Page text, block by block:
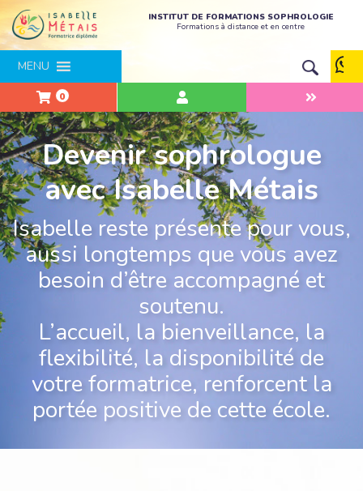
INSTITUT DE FORMATIONS SOPHROLOGIE
Formations à distance et en centre
MENU
0
Devenir sophrologue
avec Isabelle Métais
Isabelle reste présente pour vous,
aussi longtemps que vous avez
besoin d’être accompagné et
soutenu.
L’accueil, la bienveillance, la
flexibilité, la disponibilité de
votre formatrice, renforcent la
portée positive de cette école.